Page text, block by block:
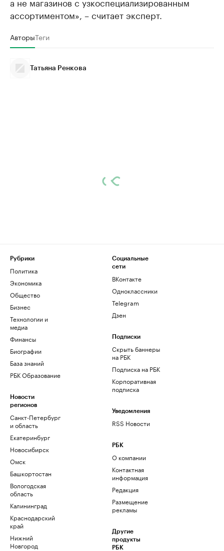
ассортиментом», – считает эксперт.
АвторыТеги
Татьяна Ренкова
Рубрики
Политика
Экономика
Общество
Бизнес
Технологии и
медиа
Финансы
Биографии
База знаний
РБК Образование
Новости
регионов
Санкт-Петербург
и область
Екатеринбург
Новосибирск
Омск
Башкортостан
Вологодская
область
Калининград
Краснодарский
край
Нижний
Новгород
Социальные
сети
ВКонтакте
Одноклассники
Telegram
Дзен
Подписки
Скрыть баннеры
на РБК
Подписка на РБК
Корпоративная
подписка
Уведомления
RSS Новости
РБК
О компании
Контактная
информация
Редакция
Размещение
рекламы
Другие
продукты
РБК